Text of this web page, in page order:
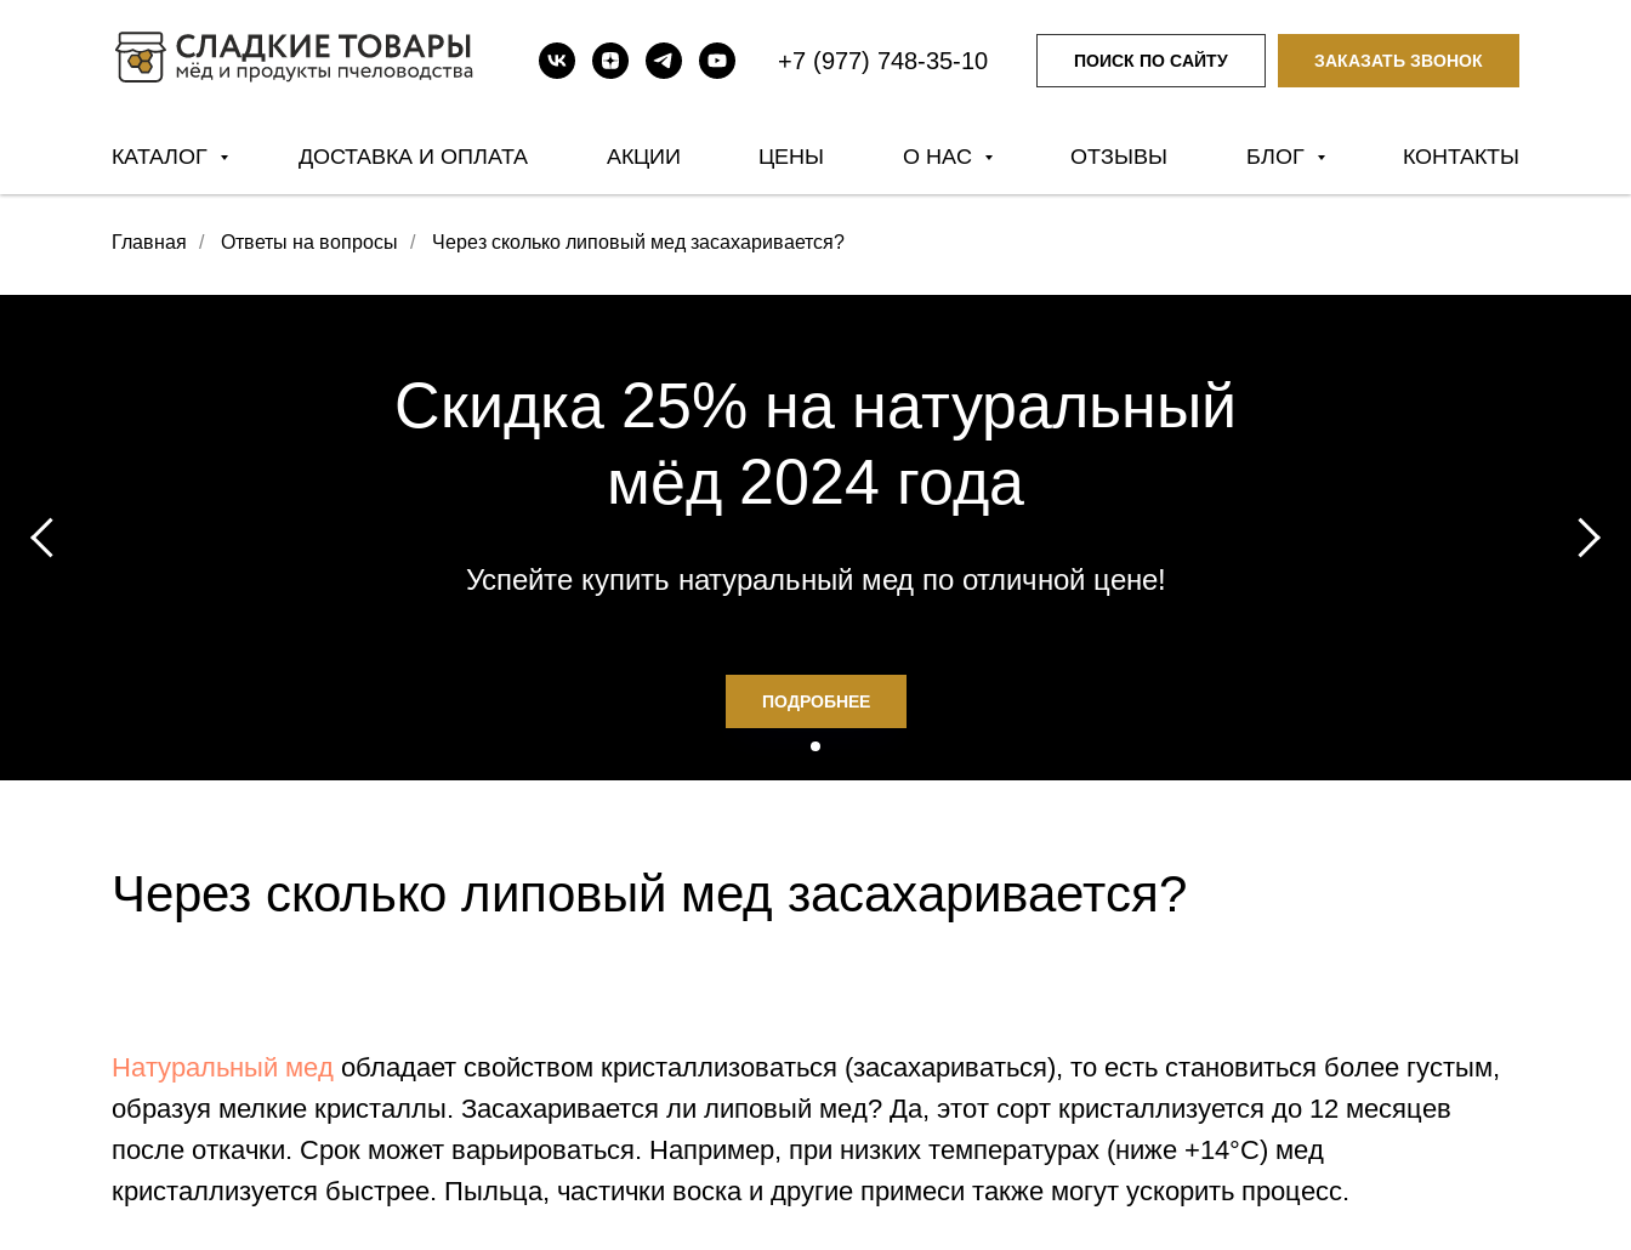
+7 (977) 748-35-10 ПОИСК ПО САЙТУ ЗАКАЗАТЬ ЗВОНОК
КАТАЛОГ ДОСТАВКА И ОПЛАТА АКЦИИ ЦЕНЫ О НАС ОТЗЫВЫ БЛОГ КОНТАКТЫ
Главная / Ответы на вопросы / Через сколько липовый мед засахаривается?
Скидка 25% на натуральный
мёд 2024 года
Успейте купить натуральный мед по отличной цене!
ПОДРОБНЕЕ
Через сколько липовый мед засахаривается?
Натуральный мед обладает свойством кристаллизоваться (засахариваться), то есть становиться более густым,
образуя мелкие кристаллы. Засахаривается ли липовый мед? Да, этот сорт кристаллизуется до 12 месяцев
после откачки. Срок может варьироваться. Например, при низких температурах (ниже +14°С) мед
кристаллизуется быстрее. Пыльца, частички воска и другие примеси также могут ускорить процесс.